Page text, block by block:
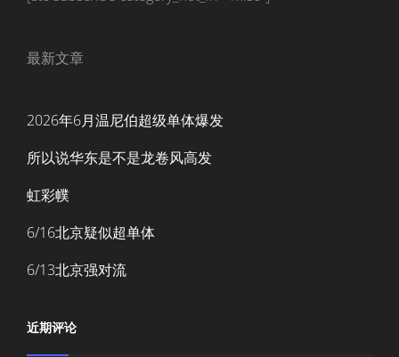
最新文章
2026年6月温尼伯超级单体爆发
所以说华东是不是龙卷风高发
虹彩幞
6/16北京疑似超单体
6/13北京强对流
近期评论